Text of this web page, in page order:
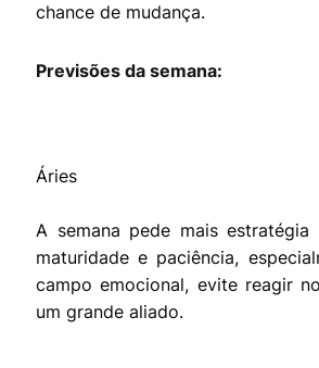
chance de mudança.
Previsões da semana:
Áries
A semana pede mais
maturidade e paciência,
campo emocional, evite reagir
um grande aliado.